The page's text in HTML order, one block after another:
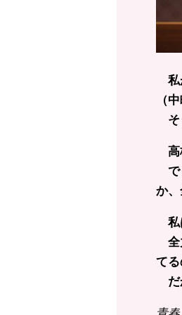
私
（
そ
高
で
か、
私
全
てる
だ